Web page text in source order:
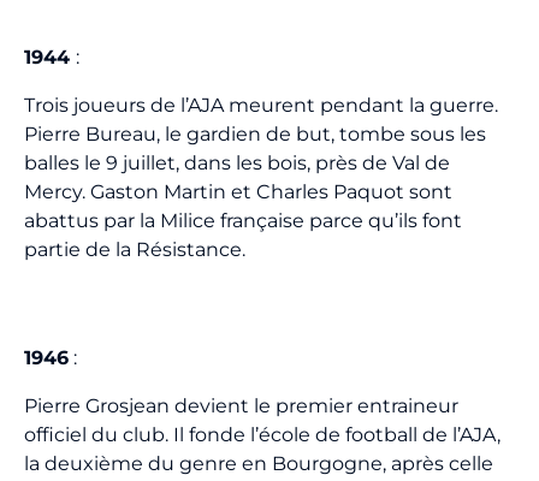
1944 :
Trois joueurs de l’AJA meurent pendant la guerre.
Pierre Bureau, le gardien de but, tombe sous les
balles le 9 juillet, dans les bois, près de Val de
Mercy. Gaston Martin et Charles Paquot sont
abattus par la Milice française parce qu’ils font
partie de la Résistance.
1946 :
Pierre Grosjean devient le premier entraineur
officiel du club. Il fonde l’école de football de l’AJA,
la deuxième du genre en Bourgogne, après celle